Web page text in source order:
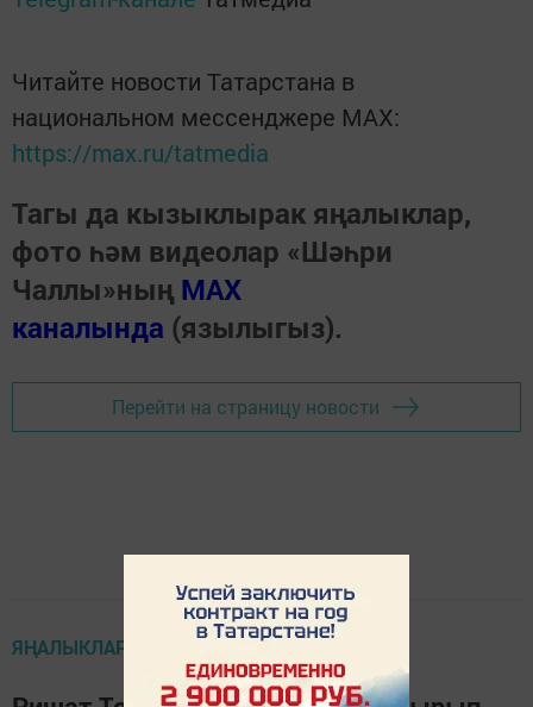
Читайте новости Татарстана в
национальном мессенджере MАХ:
https://max.ru/tatmedia
Тагы да кызыклырак яңалыклар,
фото һәм видеолар «Шәһри
Чаллы»ның MAX
каналында (язылыгыз).
Перейти на страницу новости
ЯҢАЛЫКЛАР ТАСМАСЫ